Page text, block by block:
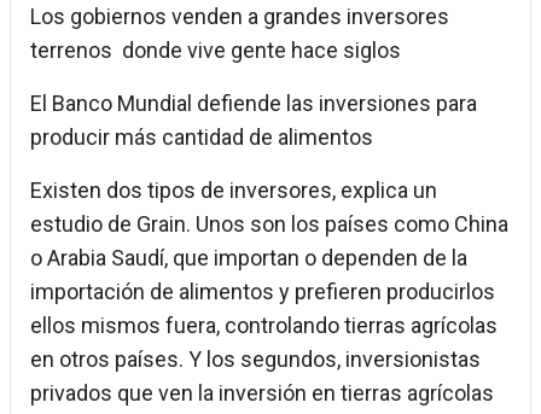
Los gobiernos venden a grandes inversores
terrenos donde vive gente hace siglos
El Banco Mundial defiende las inversiones para
producir más cantidad de alimentos
Existen dos tipos de inversores, explica un
estudio de Grain. Unos son los países como China
o Arabia Saudí, que importan o dependen de la
importación de alimentos y prefieren producirlos
ellos mismos fuera, controlando tierras agrícolas
en otros países. Y los segundos, inversionistas
privados que ven la inversión en tierras agrícolas